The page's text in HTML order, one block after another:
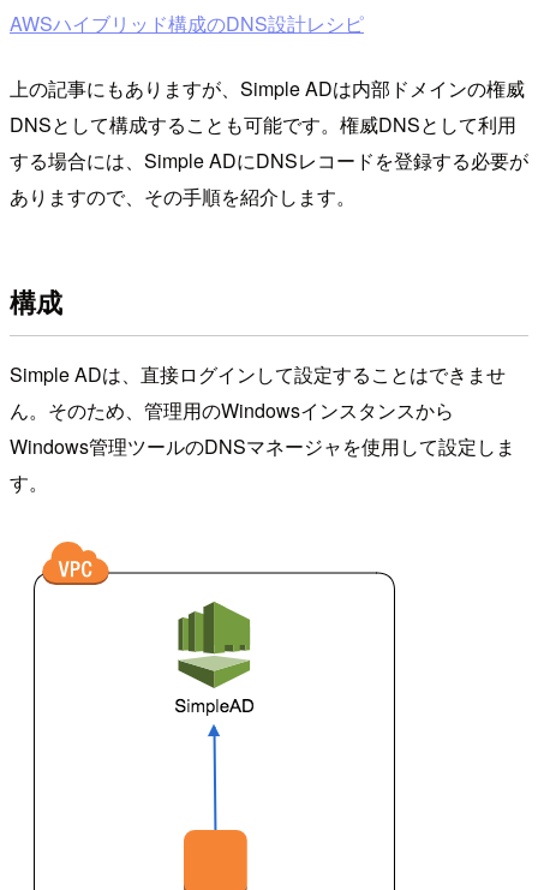
AWSハイブリッド構成のDNS設計レシピ
上の記事にもありますが、Simple ADは内部ドメインの権威
DNSとして構成することも可能です。権威DNSとして利用
する場合には、Simple ADにDNSレコードを登録する必要が
ありますので、その手順を紹介します。
構成
Simple ADは、直接ログインして設定することはできませ
ん。そのため、管理用のWindowsインスタンスから
Windows管理ツールのDNSマネージャを使用して設定しま
す。